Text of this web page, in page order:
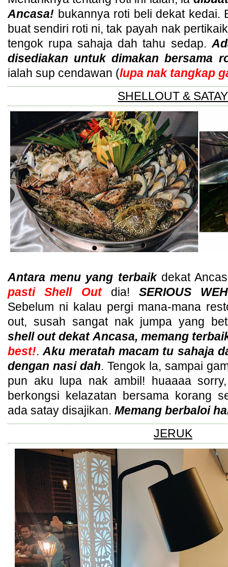
Ancasa! bukannya roti beli dekat kedai.
buat sendiri roti ni, tak payah nak
tengok rupa sahaja dah tahu sedap.
disediakan untuk dimakan bersama
ialah sup cendawan (lupa nak tangkap
SHELLOUT & SATAY
Antara menu yang terbaikdekat
pasti Shell Out dia! SERIOUS
Sebelum ni kalau pergi mana-mana
out, susah sangat nak jumpa yang
shell out dekat Ancasa, memang
best!.Aku meratah macam tu sahaja
dengan nasi dah. Tengok la, sampai
pun aku lupa nak ambil! huaaaa
berkongsi kelazatan bersama korang
ada satay disajikan. Memang berbaloi
JERUK